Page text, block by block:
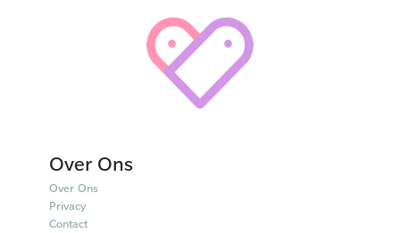
Over Ons
Over Ons
Privacy
Contact